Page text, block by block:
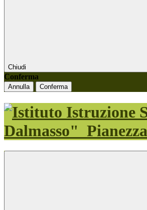
Chiudi
Conferma
Annulla Conferma
Dalmasso"